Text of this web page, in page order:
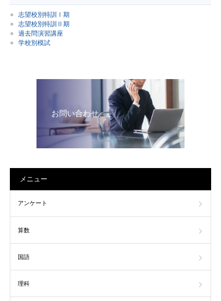
志望校別特訓Ⅰ期
志望校別特訓Ⅱ期
過去問演習講座
学校別模試
お問い合わせ
メニュー
アンケート
算数
国語
理科